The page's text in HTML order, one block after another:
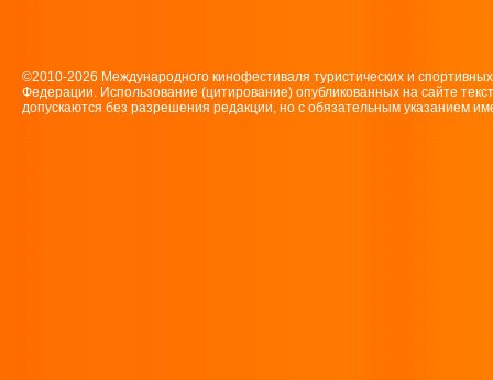
©2010-2026 Международного кинофестиваля туристических и
Федерации. Использование (цитирование) опубликованных на сайте
допускаются без разрешения редакции, но с обязательным указанием